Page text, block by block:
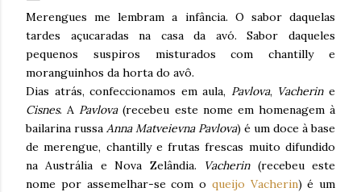
Merengues me lembram a infância. O sabor daquelas
tardes açucaradas na casa da avó. Sabor daqueles
pequenos suspiros misturados com chantilly e
moranguinhos da horta do avô.
Dias atrás, confeccionamos em aula, Pavlova, Vacherine
Cisnes. A Pavlova(recebeu este nome em homenagem à
bailarina russa Anna Matveievna Pavlova) é um doce à base
de merengue, chantilly e frutas frescas muito difundido
na Austrália e Nova Zelândia.
Vacherin(recebeu este
nome por assemelhar-se com o queijo Vacherin) é um